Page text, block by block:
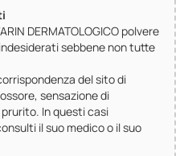
DERMATOLOGICO polvere
sebbene non tutte
del sito di
sensazione di
In questi casi
il suo medico o il suo